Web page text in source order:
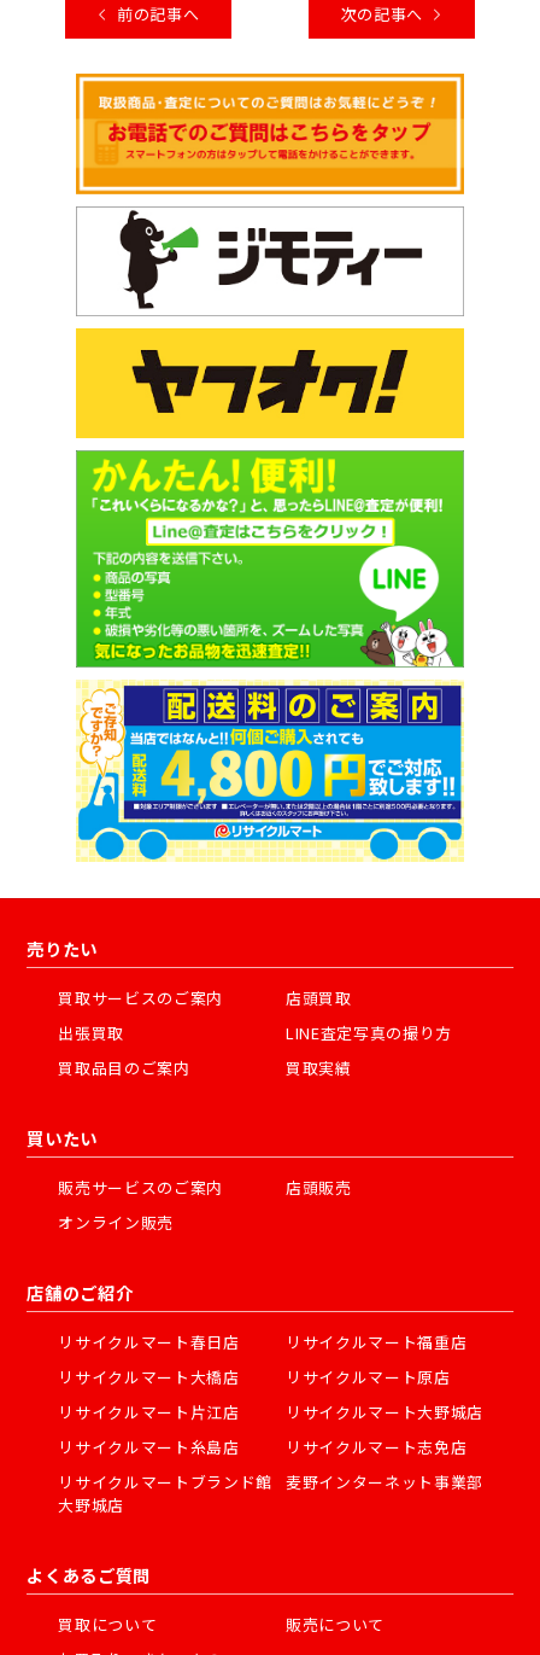
前の記事へ 次の記事へ
売りたい
買取サービスのご案内
店頭買取
出張買取
LINE査定写真の撮り方
買取品目のご案内
買取実績
買いたい
販売サービスのご案内
店頭販売
オンライン販売
店舗のご紹介
リサイクルマート春日店
リサイクルマート福重店
リサイクルマート大橋店
リサイクルマート原店
リサイクルマート片江店
リサイクルマート大野城店
リサイクルマート糸島店
リサイクルマート志免店
リサイクルマートブランド館
大野城店
麦野インターネット事業部
よくあるご質問
買取について
販売について